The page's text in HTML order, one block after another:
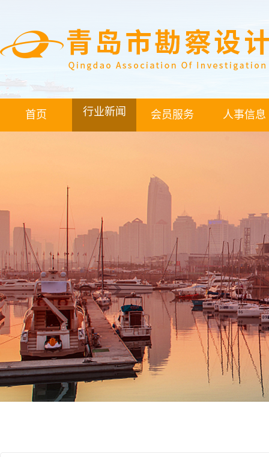
首页 行业新闻 会员服务 人事信息